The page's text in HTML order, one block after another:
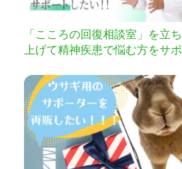
「こころの回復相談室」を立ち
上げて精神疾患で悩む方をサポ